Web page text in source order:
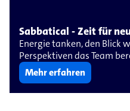
Sabbatical - Zeit für
Energie tanken, den Blick
Perspektiven das Team
Mehr erfahren